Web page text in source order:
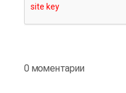
0 моментарии